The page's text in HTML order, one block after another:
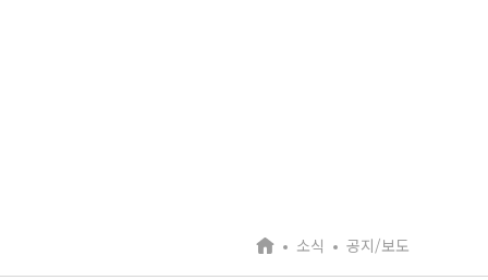
소식 공지/보도